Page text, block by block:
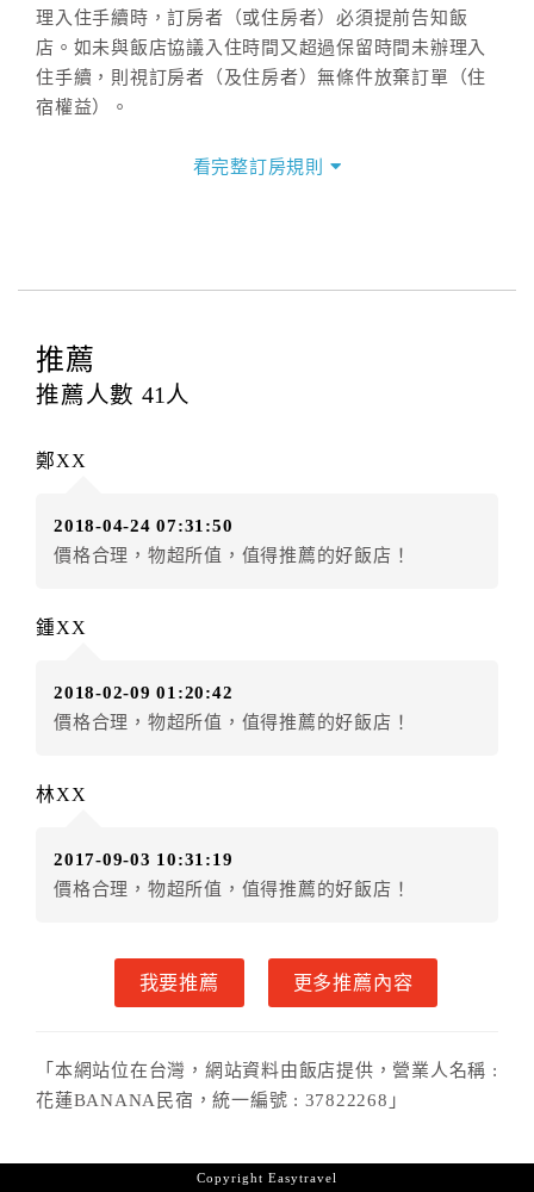
理入住手續時，訂房者（或住房者）必須提前告知飯
店。如未與飯店協議入住時間又超過保留時間未辦理入
住手續，則視訂房者（及住房者）無條件放棄訂單（住
宿權益）。
四、訂單異動
提出申辦不得異動訂單。
每筆訂單異動限定
辦理取消退款。
房者應補足差額。（限原訂飯店）
房者不得要求退其差額。（限原訂飯店）
額3個月
．訂房者使用「保留住宿金額」時，請注意！為避免飯
店客滿，敬請及早計畫，如逾時未提出申辦，視同無條
．每筆訂單異動限定乙次，限原訂飯店，異動完成後不
訂房者應補足差額。 限原訂飯店
六、取消訂單
訂房者因故取消訂單辦理退款，依下列標準申辦：
訂單申請退款手續。
◎住房日當日未辦理入住手續者，視同住房，已付訂單
看完整訂房規則
推薦
推薦人數 41 人
鄭XX
2018-04-24 07:31:50
價格合理，物超所值，值得推薦的好飯店！
鍾XX
2018-02-09 01:20:42
價格合理，物超所值，值得推薦的好飯店！
林XX
2017-09-03 10:31:19
價格合理，物超所值，值得推薦的好飯店！
我要推薦 更多推薦內容
「本網站位在台灣，網站資料由飯店提供，營業人名稱 :
花蓮BANANA民宿，統一編號 : 37822268」
Copyright Easytravel